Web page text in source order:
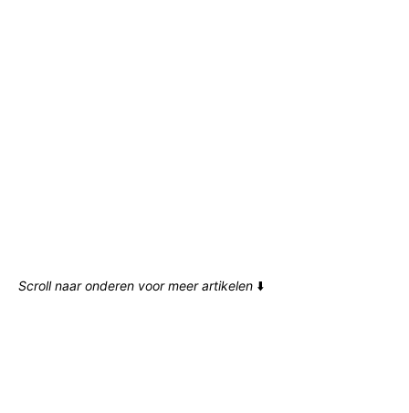
Scroll naar onderen voor meer artikelen ⬇️